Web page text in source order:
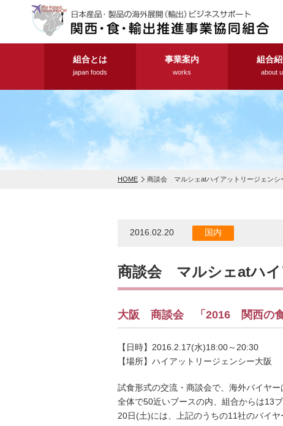
組合とは
japan foods
事業案内
works
組合
about
HOME 商談会 マルシェatハイアットリージェンシ
2016.02.20 国内
商談会 マルシェatハイ
大阪 商談会 「2016 関西の食
【日時】2016.2.17(水)18:00～20:30
【場所】ハイアットリージェンシー大阪
試食形式の交流・商談会で、海外バイヤー
全体で50近いブースの内、組合からは13
20日(土)には、上記のうちの11社のバイ